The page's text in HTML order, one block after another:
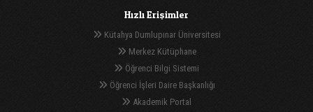
Hızlı Erişimler
Kütahya Dumlupınar Üniversitesi
Merkez Kütüphane
Öğrenci Bilgi Sistemi
Öğrenci İşleri Daire Başkanlığı
Akademik Portal